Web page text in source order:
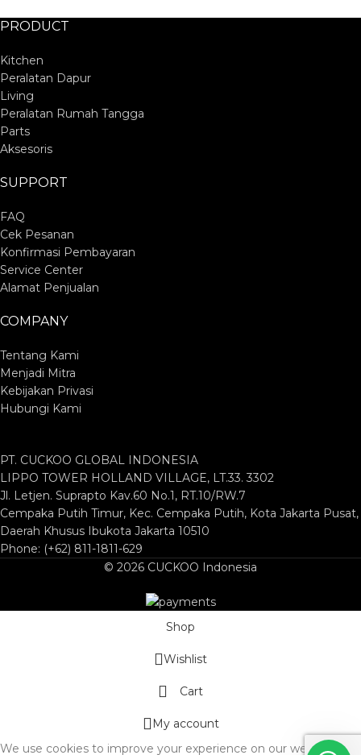
PRODUCT
Kitchen
Peralatan Dapur
Living
Peralatan Rumah Tangga
Parts
Aksesoris
SUPPORT
FAQ
Cek Pesanan
Konfirmasi Pembayaran
Service Center
Alamat Penjualan
COMPANY
Tentang Kami
Menjadi Mitra
Kebijakan Privasi
Hubungi Kami
PT. CUCKOO GLOBAL INDONESIA
LIPPO TOWER HOLLAND VILLAGE, LT.33. 3302
Jl. Letjen. Suprapto Kav.60 No.1, RT.10/RW.7
Cempaka Putih Timur, Kec. Cempaka Putih, Kota Jakarta Pusat,
Daerah Khusus Ibukota Jakarta 10510
Phone: (+62) 811-1811-629
© 2026 CUCKOO Indonesia
Shop
Wishlist
Cart
My account
We use cookies to improve your experience on our website. By